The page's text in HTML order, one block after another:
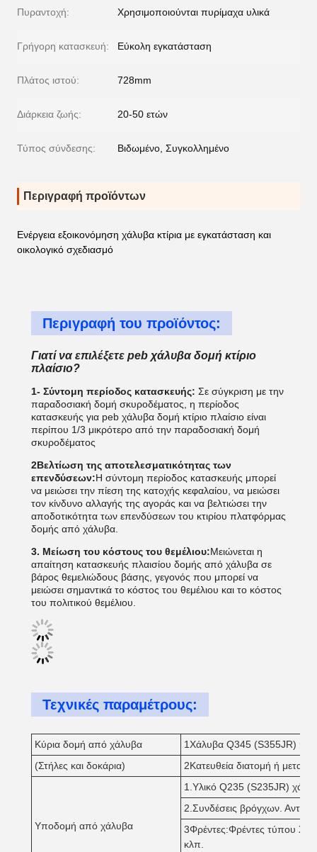
Πυραντοχή: Χρησιμοποιούνται πυρίμαχα υλικά
Γρήγορη κατασκευή: Εύκολη εγκατάσταση
Πλάτος ιστού: 728mm
Διάρκεια ζωής: 20-50 ετών
Τύπος σύνδεσης: Βιδωμένο, Συγκολλημένο
Περιγραφή προϊόντων
Ενέργεια εξοικονόμηση χάλυβα κτίρια με εγκατάσταση και
οικολογικό σχεδιασμό
Περιγραφή του προϊόντος:
Γιατί να επιλέξετε peb χάλυβα δομή κτίριο
πλαίσιο?
1- Σύντομη περίοδος κατασκευής: Σε σύγκριση με την
παραδοσιακή δομή σκυροδέματος, η περίοδος
κατασκευής για peb χάλυβα δομή κτίριο πλαίσιο είναι
περίπου 1/3 μικρότερο από την παραδοσιακή δομή
σκυροδέματος
2Βελτίωση της αποτελεσματικότητας των
επενδύσεων:Η σύντομη περίοδος κατασκευής μπορεί
να μειώσει την πίεση της κατοχής κεφαλαίου, να μειώσει
τον κίνδυνο αλλαγής της αγοράς και να βελτιώσει την
αποδοτικότητα των επενδύσεων του κτιρίου πλατφόρμας
δομής από χάλυβα.
3. Μείωση του κόστους του θεμέλιου:Μειώνεται η
απαίτηση κατασκευής πλαισίου δομής από χάλυβα σε
βάρος θεμελιώδους βάσης, γεγονός που μπορεί να
μειώσει σημαντικά το κόστος του θεμέλιου και το κόστος
του πολιτικού θεμέλιου.
Τεχνικές παραμέτρους:
Κύρια δομή από χάλυβα
1Χάλυβα Q345 (S355JR) ή
(Στήλες και δοκάρια)
2Κατευθεία διατομή ή
Υποδομή από χάλυβα
1.Υλικό Q235 (S235JR)
2.Συνδέσεις βρόγχων.
3Φρέντες:Φρέντες τύπου X
κλπ.